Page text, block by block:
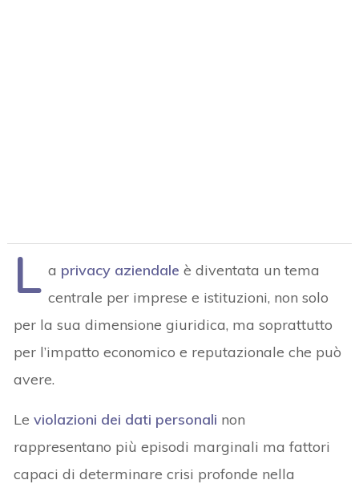
L a privacy aziendale è diventata un tema
centrale per imprese e istituzioni, non solo
per la sua dimensione giuridica, ma soprattutto
per l’impatto economico e reputazionale che può
avere.
Le violazioni dei dati personali non
rappresentano più episodi marginali ma fattori
capaci di determinare crisi profonde nella